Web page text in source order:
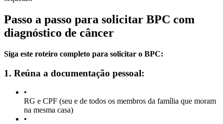
Passo a passo para solicitar BPC com
diagnóstico de câncer
Siga este roteiro completo para solicitar o BPC:
1. Reúna a documentação pessoal:
•
RG e CPF (seu e de todos os membros da família que moram
na mesma casa)
•